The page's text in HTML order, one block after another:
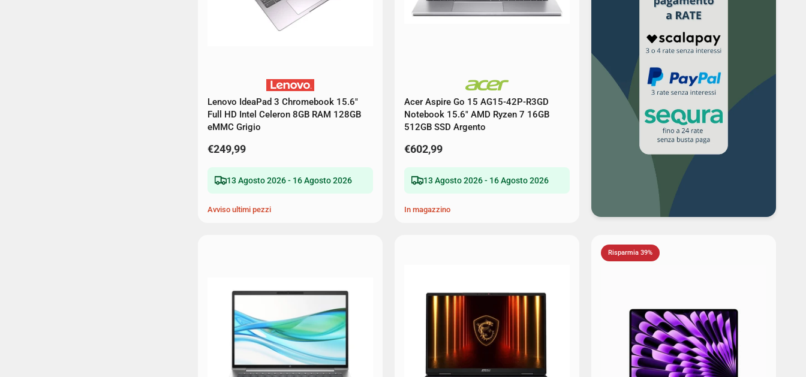
Lenovo IdeaPad 3 Chromebook 15.6"
Full HD Intel Celeron 8GB RAM 128GB
eMMC Grigio
€249,99
13 Agosto 2026 - 16 Agosto 2026
Avviso ultimi pezzi
Acer Aspire Go 15 AG15-42P-R3GD
Notebook 15.6" AMD Ryzen 7 16GB
512GB SSD Argento
€602,99
13 Agosto 2026 - 16 Agosto 2026
In magazzino
Risparmia 39%